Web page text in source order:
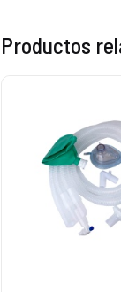
Productos